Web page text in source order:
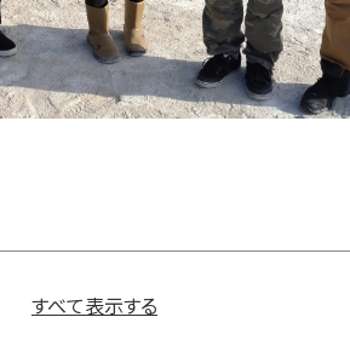
すべて表示する